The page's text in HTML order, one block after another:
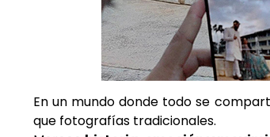
En un mundo donde todo se
que fotografías tradicionales.